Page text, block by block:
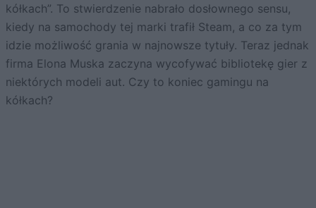
kółkach”. To stwierdzenie nabrało dosłownego sensu,
kiedy na samochody tej marki trafił Steam, a co za tym
idzie możliwość grania w najnowsze tytuły. Teraz jednak
firma Elona Muska zaczyna wycofywać bibliotekę gier z
niektórych modeli aut. Czy to koniec gamingu na
kółkach?